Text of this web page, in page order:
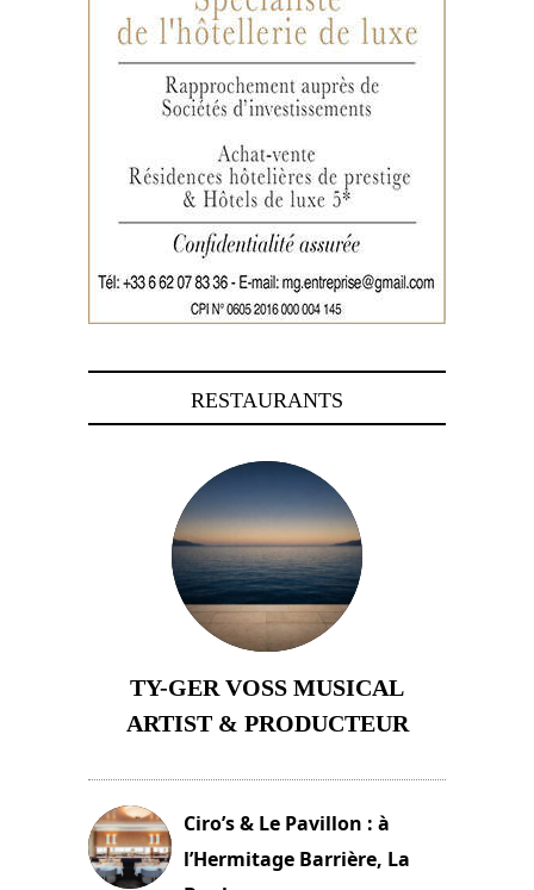
RESTAURANTS
TY-GER VOSS MUSICAL
ARTIST & PRODUCTEUR
Ciro’s & Le Pavillon : à
l’Hermitage Barrière, La